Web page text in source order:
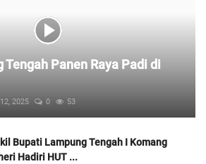
Tengah Panen Raya Padi di
2025 0 53
Bupati Lampung Tengah I Komang
Hadiri HUT ...